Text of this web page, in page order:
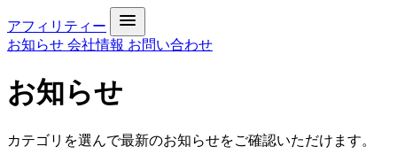
アフィリティー
お知らせ 会社情報 お問い合わせ
お知らせ
カテゴリを選んで最新のお知らせをご確認いただけます。